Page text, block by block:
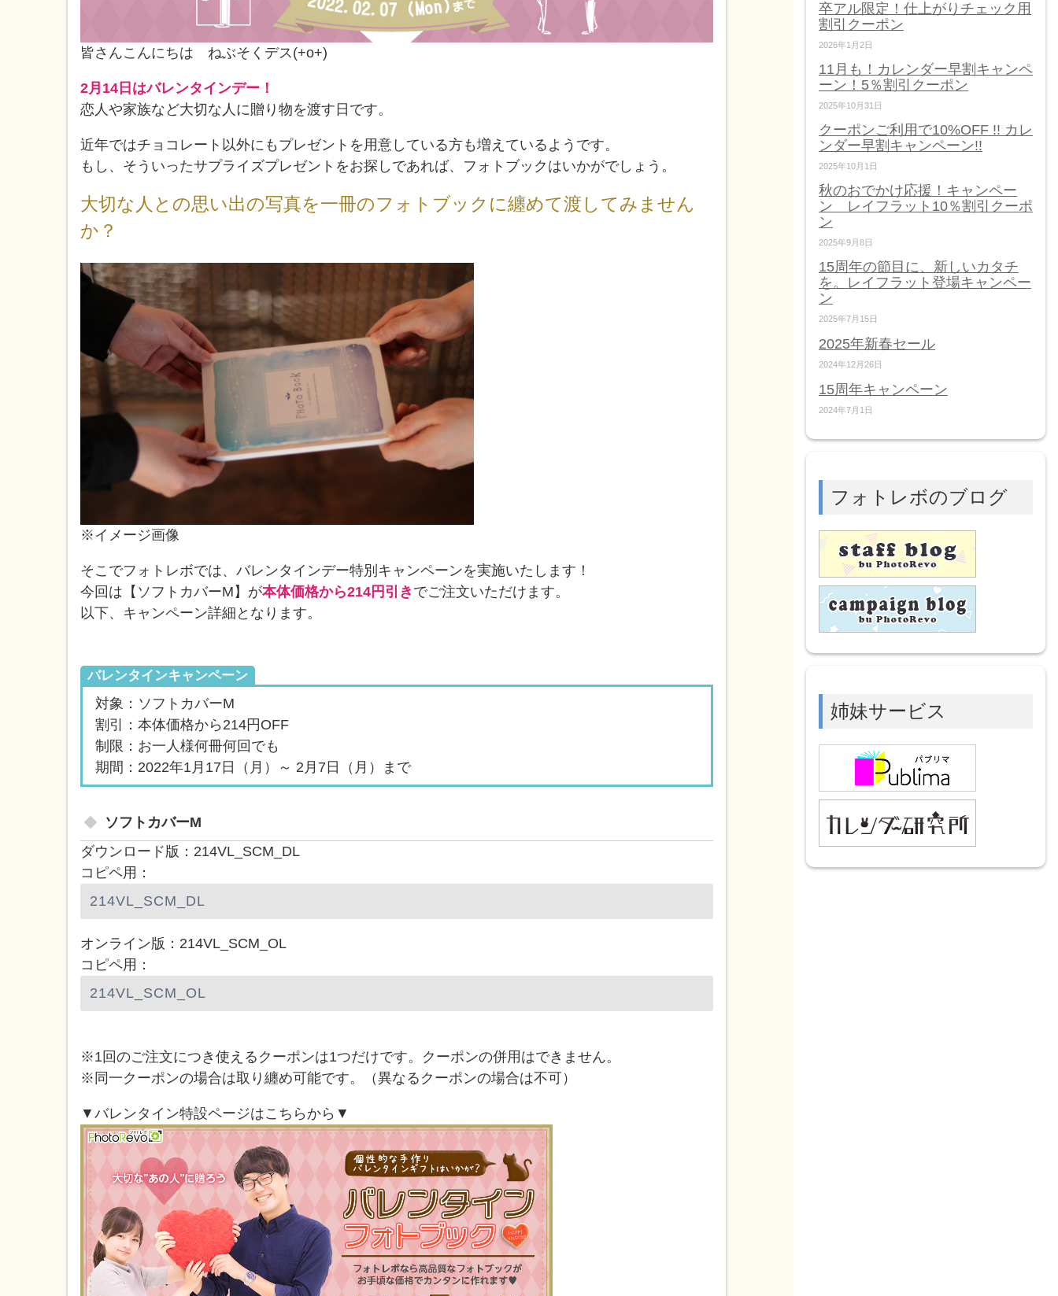
皆さんこんにちは ねぶそくデス(+o+)
2月14日はバレンタインデー！
恋人や家族など大切な人に贈り物を渡す日です。
近年ではチョコレート以外にもプレゼントを用意している方も増えているようです。
もし、そういったサプライズプレゼントをお探しであれば、フォトブックはいかがでしょう。
大切な人との思い出の写真を一冊のフォトブックに纏めて渡してみません
か？
※イメージ画像
そこでフォトレボでは、バレンタインデー特別キャンペーンを実施いたします！
今回は【ソフトカバーM】が本体価格から214円引き でご注文いただけます。
以下、キャンペーン詳細となります。
バレンタインキャンペーン
対象：ソフトカバーM
割引：本体価格から214円OFF
制限：お一人様何冊何回でも
期間：2022年1月17日（月）～ 2月7日（月）まで
ソフトカバーM
ダウンロード版：214VL_SCM_DL
コピペ用：
オンライン版：214VL_SCM_OL
コピペ用：
※1回のご注文につき使えるクーポンは1つだけです。クーポンの併用はできません。
※同一クーポンの場合は取り纏め可能です。（異なるクーポンの場合は不可）
▼バレンタイン特設ページはこちらから▼
卒アル限定！仕上がりチェック用
割引クーポン
2026年1月2日
11月も！カレンダー早割キャンペ
ーン！5％割引クーポン
2025年10月31日
クーポンご利用で10%OFF !! カレ
ンダー早割キャンペーン!!
2025年10月1日
秋のおでかけ応援！キャンペー
ン レイフラット10％割引クーポ
ン
2025年9月8日
15周年の節目に、新しいカタチ
を。レイフラット登場キャンペー
ン
2025年7月15日
2025年新春セール
2024年12月26日
15周年キャンペーン
2024年7月1日
フォトレボのブログ
姉妹サービス